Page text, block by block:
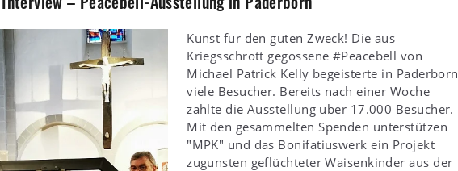
Kunst für den guten Zweck! Die aus
Kriegsschrott gegossene #Peacebell von
Michael Patrick Kelly begeisterte in Paderborn
viele Besucher. Bereits nach einer Woche
zählte die Ausstellung über 17.000 Besucher.
Mit den gesammelten Spenden unterstützen
"MPK" und das Bonifatiuswerk ein Projekt
zugunsten geflüchteter Waisenkinder aus der